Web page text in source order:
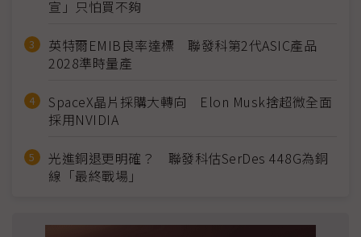
宣」只怕買不夠
英特爾EMIB良率達標 聯發科第2代ASIC產品
2028準時量產
SpaceX晶片採購大轉向 Elon Musk捨超微全面
採用NVIDIA
光進銅退更明確？ 聯發科估SerDes 448G為銅
線「最終戰場」